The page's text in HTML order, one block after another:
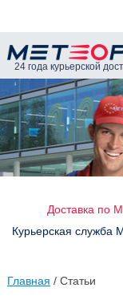
24 года курьерской
Доставка по
Курьерская служба
Главная / Статьи